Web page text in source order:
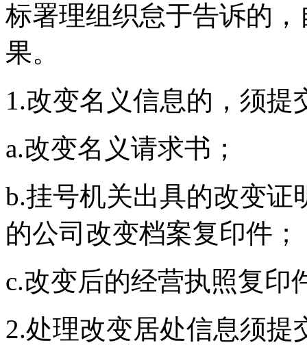
标署理组织怠于告诉的
果。
1.改变名义信息的，须提
a.改变名义请求书；
b.挂号机关出具的改变证
的公司改变档案复印件；
c.改变后的经营执照复印
2.处理改变居处信息须提